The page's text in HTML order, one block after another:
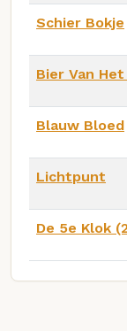
Schier Bokje
Bier Van Het
Blauw Bloed
Lichtpunt
De 5e Klok